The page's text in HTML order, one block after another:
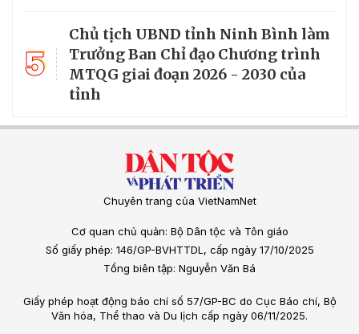
5
Chủ tịch UBND tỉnh Ninh Bình làm
Trưởng Ban Chỉ đạo Chương trình
MTQG giai đoạn 2026 - 2030 của
tỉnh
Chuyên trang của VietNamNet
Cơ quan chủ quản: Bộ Dân tộc và Tôn giáo
Số giấy phép: 146/GP-BVHTTDL, cấp ngày 17/10/2025
Tổng biên tập: Nguyễn Văn Bá
Giấy phép hoạt động báo chí số 57/GP-BC do Cục Báo chí, Bộ
Văn hóa, Thể thao và Du lịch cấp ngày 06/11/2025.